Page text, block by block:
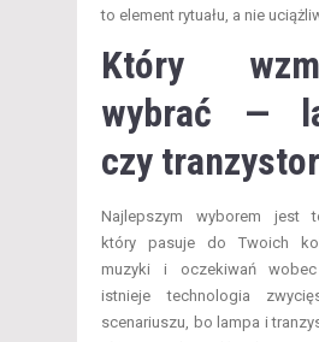
to element rytuału, a nie
Który
wybrać —
czy
Najlepszym wyborem jest
który pasuje do Twoich
muzyki i oczekiwań
istnieje technologia
scenariuszu, bo lampa i